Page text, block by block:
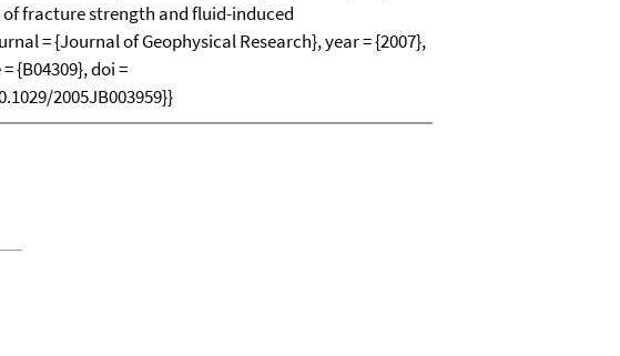
fracture strength and fluid-induced
= {Journal of Geophysical Research}, year = {2007},
{B04309}, doi =
2005JB003959}}